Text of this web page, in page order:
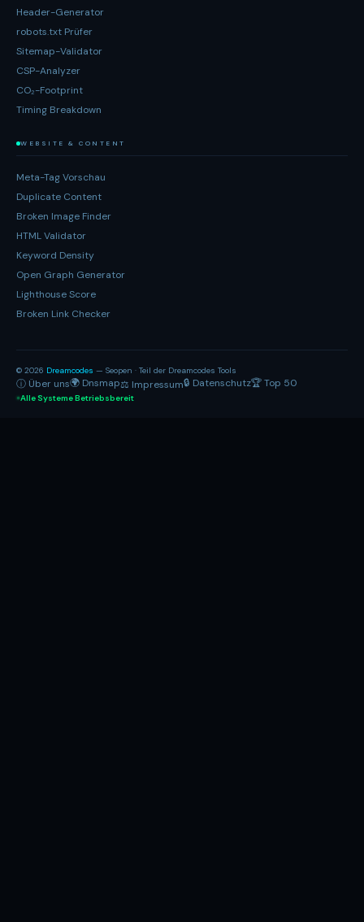
Header-Generator
robots.txt Prüfer
Sitemap-Validator
CSP-Analyzer
CO₂-Footprint
Timing Breakdown
WEBSITE & CONTENT
Meta-Tag Vorschau
Duplicate Content
Broken Image Finder
HTML Validator
Keyword Density
Open Graph Generator
Lighthouse Score
Broken Link Checker
© 2026 Dreamcodes — Seopen · Teil der Dreamcodes Tools
ⓘ Über uns🌍 Dnsmap⚖ Impressum🔒 Datenschutz🏆 Top 50
Alle Systeme Betriebsbereit